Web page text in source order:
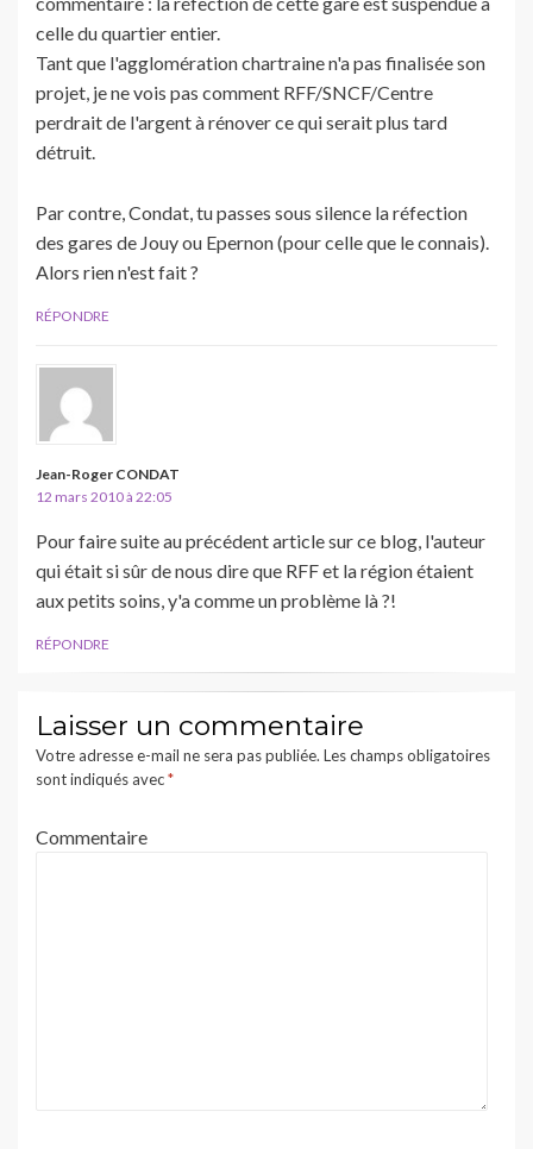
celle du quartier entier.
Tant que l'agglomération chartraine n'a pas finalisée son
projet, je ne vois pas comment RFF/SNCF/Centre
perdrait de l'argent à rénover ce qui serait plus tard
détruit.
Par contre, Condat, tu passes sous silence la réfection
des gares de Jouy ou Epernon (pour celle que le connais).
Alors rien n'est fait ?
RÉPONDRE
Jean-Roger CONDAT
12 mars 2010 à 22:05
Pour faire suite au précédent article sur ce blog, l'auteur
qui était si sûr de nous dire que RFF et la région étaient
aux petits soins, y'a comme un problème là ?!
RÉPONDRE
Laisser un commentaire
Votre adresse e-mail ne sera pas publiée. Les champs obligatoires
sont indiqués avec*
Commentaire